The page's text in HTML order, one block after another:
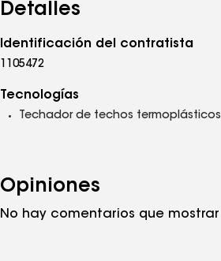
Detalles
Identificación del contratista
1105472
Tecnologías
Techador de techos termoplásticos
Opiniones
No hay comentarios que mostrar